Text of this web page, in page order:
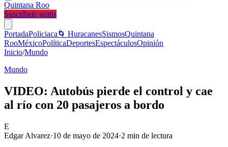
Quintana Roo
Suscríbete gratis
PortadaPoliciaca 🌀 HuracanesSismosQuintana
RooMéxicoPolíticaDeportesEspectáculosOpinión
Inicio/Mundo
Mundo
VIDEO: Autobús pierde el control y cae
al río con 20 pasajeros a bordo
E
Edgar Alvarez·10 de mayo de 2024·2 min de lectura